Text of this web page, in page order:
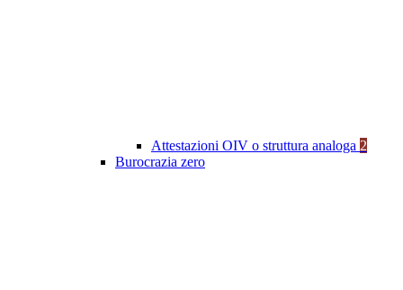
Attestazioni OIV o struttura analoga 2
Burocrazia zero